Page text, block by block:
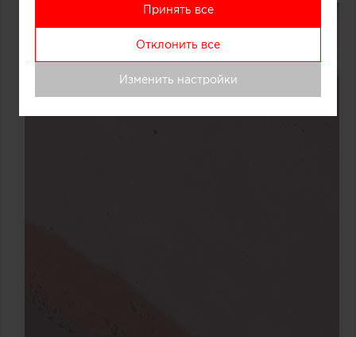
Принять все
Отклонить все
Изменить настройки